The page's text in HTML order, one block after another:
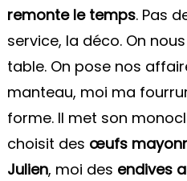
remonte le temps. Pas
service, la déco. On
table. On pose nos
manteau, moi ma
forme. Il met son
choisit des œufs
Julien, moi des endives